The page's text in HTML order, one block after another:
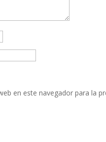
en este navegador para la